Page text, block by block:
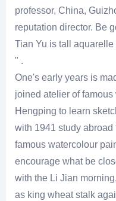
professor, China,
reputation director. Be
Tian Yu is tall
" .
One's early years is
joined atelier of
Hengping to learn
with 1941 study
famous watercolour
encourage what be
with the Li Jian
as king wheat stalk